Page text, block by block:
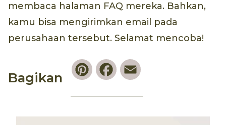
membaca halaman FAQ mereka. Bahkan,
kamu bisa mengirimkan email pada
perusahaan tersebut. Selamat mencoba!
Bagikan
PinterestFacebook